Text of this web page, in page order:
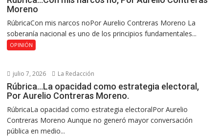
Moreno
RúbricaCon mis narcos noPor Aurelio Contreras Moreno La
soberanía nacional es uno de los principios fundamentales...
OPINIÓN
julio 7, 2026 La Redacción
Rúbrica…La opacidad como estrategia electoral,
Por Aurelio Contreras Moreno.
RúbricaLa opacidad como estrategia electoralPor Aurelio
Contreras Moreno Aunque no generó mayor conversación
pública en medio...